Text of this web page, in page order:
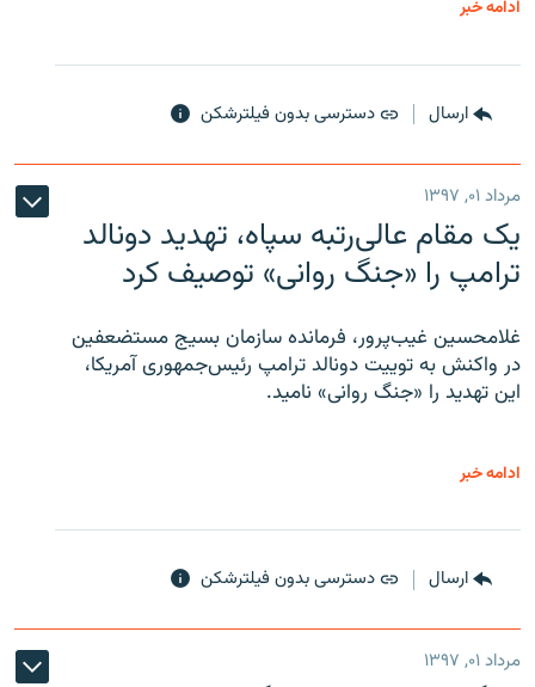
ادامه خبر
ارسال دسترسی بدون فیلترشکن
مرداد ۰۱, ۱۳۹۷
یک مقام عالی‌رتبه سپاه، تهدید دونالد
ترامپ را «جنگ روانی» توصیف کرد
غلامحسین غیب‌پرور، فرمانده سازمان بسیج مستضعفین
در واکنش به توییت دونالد ترامپ رئیس‌جمهوری آمریکا،
این تهدید را «جنگ روانی» نامید.
ادامه خبر
ارسال دسترسی بدون فیلترشکن
مرداد ۰۱, ۱۳۹۷